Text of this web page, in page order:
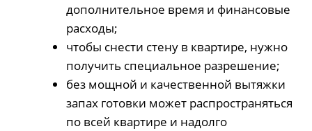
дополнительное время и финансовые
расходы;
чтобы снести стену в квартире, нужно
получить специальное разрешение;
без мощной и качественной вытяжки
запах готовки может распространяться
по всей квартире и надолго